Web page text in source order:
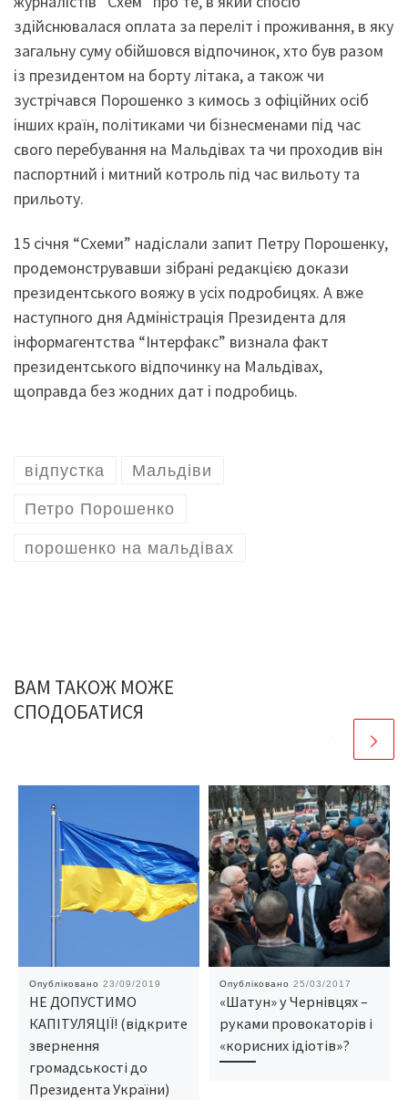
здійснювалася оплата за переліт і проживання, в яку
загальну суму обійшовся відпочинок, хто був разом
із президентом на борту літака, а також чи
зустрічався Порошенко з кимось з офіційних осіб
інших країн, політиками чи бізнесменами під час
свого перебування на Мальдівах та чи проходив він
паспортний і митний котроль під час вильоту та
прильоту.
15 січня “Схеми” надіслали запит Петру Порошенку,
продемонструвавши зібрані редакцією докази
президентського вояжу в усіх подробицях. А вже
наступного дня Адміністрація Президента для
інформагентства “Інтерфакс” визнала факт
президентського відпочинку на Мальдівах,
щоправда без жодних дат і подробиць.
відпустка Мальдіви
Петро Порошенко
порошенко на мальдівах
ВАМ ТАКОЖ МОЖЕ
СПОДОБАТИСЯ
Опубліковано 23/09/2019
НЕ ДОПУСТИМО
КАПІТУЛЯЦІЇ! (відкрите
звернення
громадськості до
Президента України)
Опубліковано 25/03/2017
«Шатун» у Чернівцях –
руками провокаторів і
«корисних ідіотів»?